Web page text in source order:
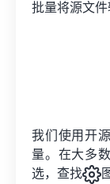
批量将源文件
我们使用开
量。在大多
选，查找